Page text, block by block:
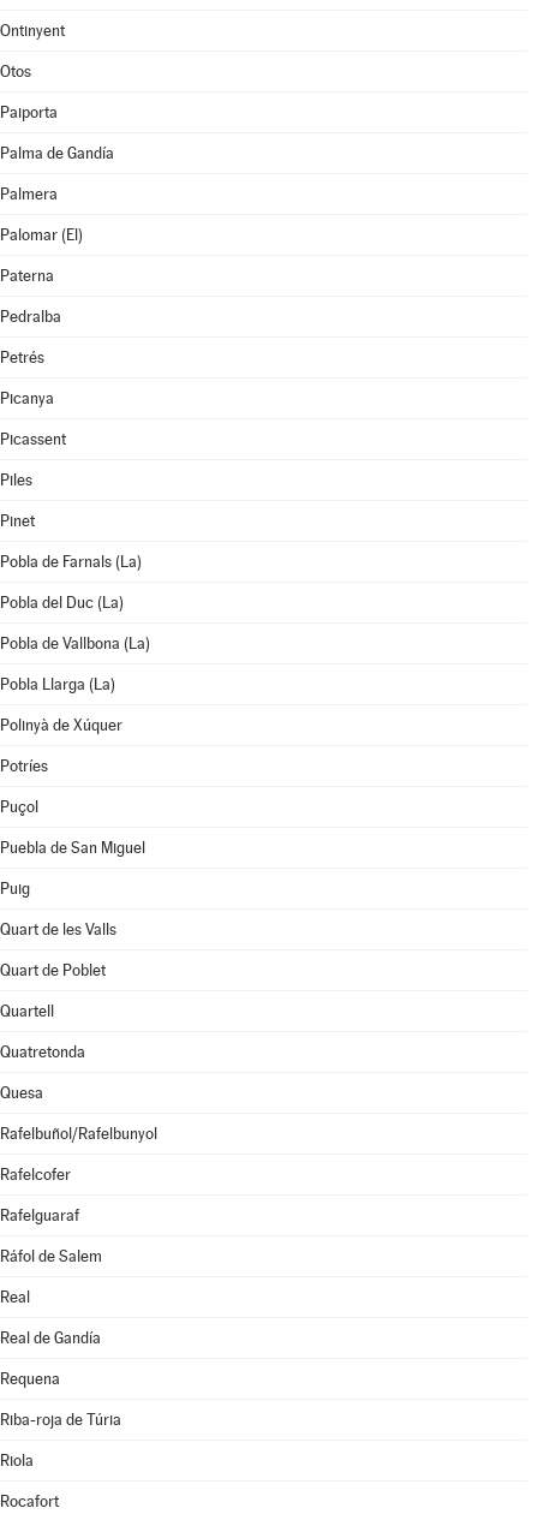
Ontinyent
Otos
Paiporta
Palma de Gandía
Palmera
Palomar (El)
Paterna
Pedralba
Petrés
Picanya
Picassent
Piles
Pinet
Pobla de Farnals (La)
Pobla del Duc (La)
Pobla de Vallbona (La)
Pobla Llarga (La)
Polinyà de Xúquer
Potríes
Puçol
Puebla de San Miguel
Puig
Quart de les Valls
Quart de Poblet
Quartell
Quatretonda
Quesa
Rafelbuñol/Rafelbunyol
Rafelcofer
Rafelguaraf
Ráfol de Salem
Real
Real de Gandía
Requena
Riba-roja de Túria
Riola
Rocafort